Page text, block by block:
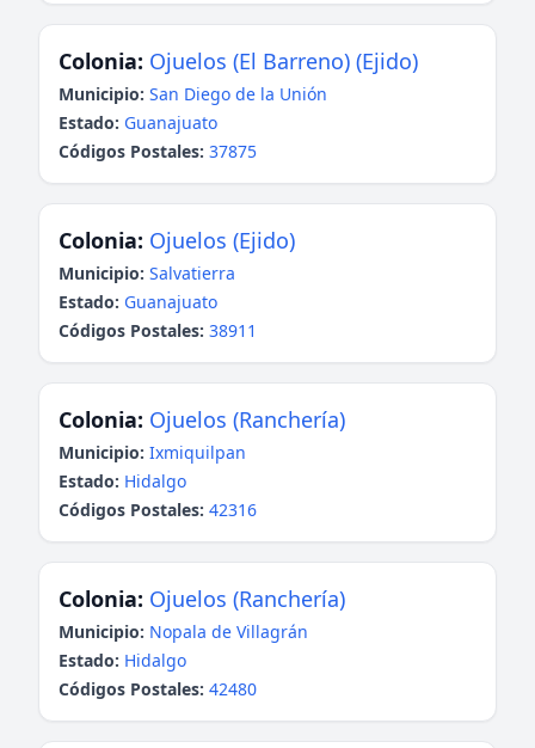
Colonia: Ojuelos (El Barreno) (Ejido)
Municipio: San Diego de la Unión
Estado: Guanajuato
Códigos Postales: 37875
Colonia: Ojuelos (Ejido)
Municipio: Salvatierra
Estado: Guanajuato
Códigos Postales: 38911
Colonia: Ojuelos (Ranchería)
Municipio: Ixmiquilpan
Estado: Hidalgo
Códigos Postales: 42316
Colonia: Ojuelos (Ranchería)
Municipio: Nopala de Villagrán
Estado: Hidalgo
Códigos Postales: 42480